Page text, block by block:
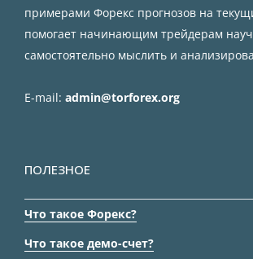
примерами Форекс прогнозов на
помогает начинающим трейдерам
самостоятельно мыслить и
E-mail: admin@torforex.org
ПОЛЕЗНОЕ
Что такое Форекс?
Что такое демо-счет?